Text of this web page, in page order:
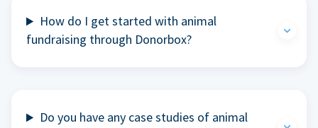
How do I get started with animal
fundraising through Donorbox?
Do you have any case studies of animal